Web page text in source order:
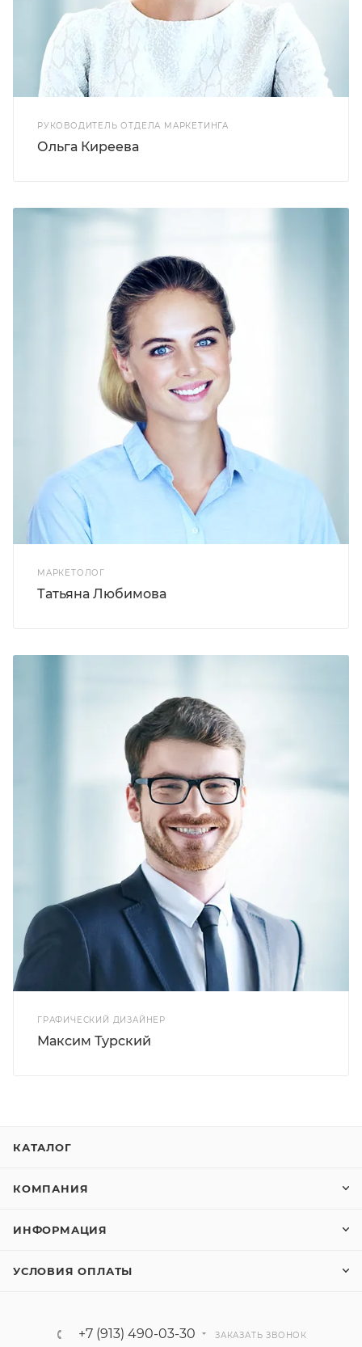
РУКОВОДИТЕЛЬ ОТДЕЛА МАРКЕТИНГА
Ольга Киреева
МАРКЕТОЛОГ
Татьяна Любимова
ГРАФИЧЕСКИЙ ДИЗАЙНЕР
Максим Турский
КАТАЛОГ
КОМПАНИЯ
ИНФОРМАЦИЯ
УСЛОВИЯ ОПЛАТЫ
+7 (913) 490-03-30 ЗАКАЗАТЬ ЗВОНОК